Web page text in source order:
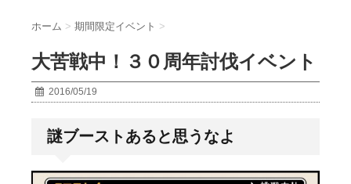
ホーム > 期間限定イベント >
大苦戦中！３０周年討伐イベント
2016/05/19
謎ブーストあると思うなよ